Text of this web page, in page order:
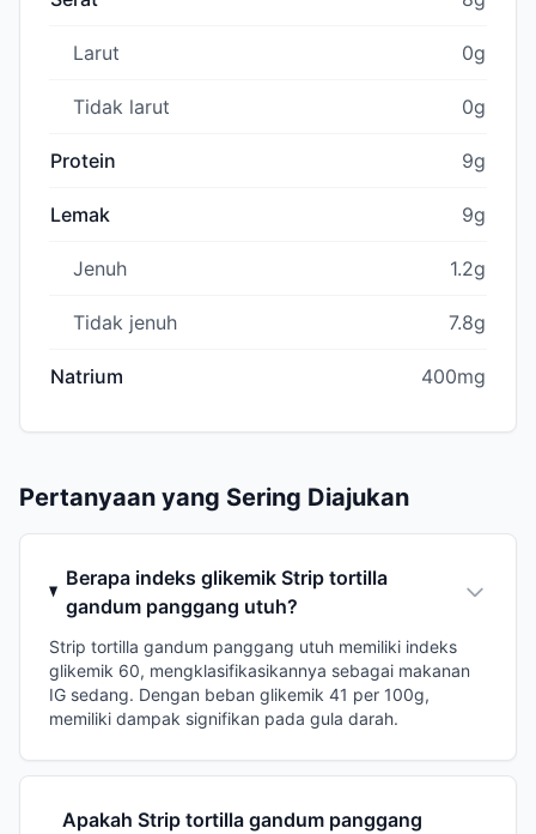
Larut 0g
Tidak larut 0g
Protein 9g
Lemak 9g
Jenuh 1.2g
Tidak jenuh 7.8g
Natrium 400mg
Pertanyaan yang Sering Diajukan
Berapa indeks glikemik Strip tortilla
gandum panggang utuh?
Strip tortilla gandum panggang utuh memiliki indeks
glikemik 60, mengklasifikasikannya sebagai makanan
IG sedang. Dengan beban glikemik 41 per 100g,
memiliki dampak signifikan pada gula darah.
Apakah Strip tortilla gandum panggang